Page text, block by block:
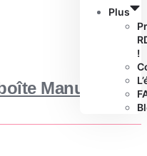
Plus
!
Manuelle